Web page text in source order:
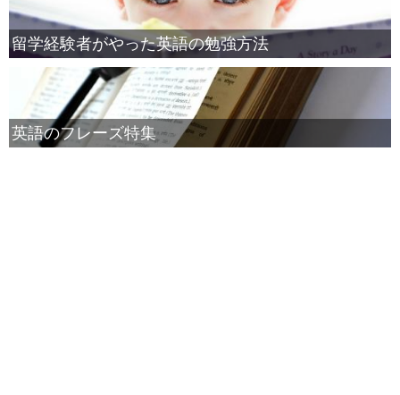
留学経験者がやった英語の勉強方法
英語のフレーズ特集